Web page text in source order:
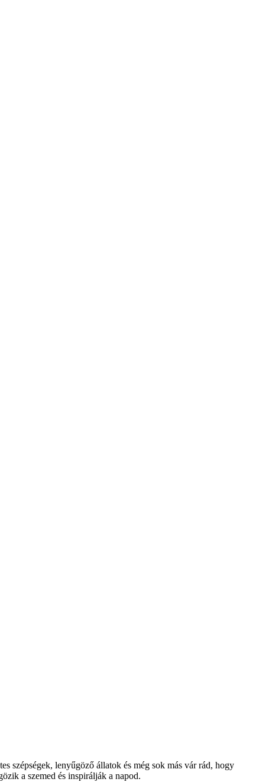
szépségek, lenyűgöző állatok és még sok más vár rád, hogy
a szemed és inspirálják a napod.